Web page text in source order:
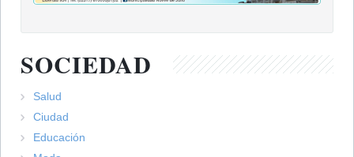
SOCIEDAD
Salud
Ciudad
Educación